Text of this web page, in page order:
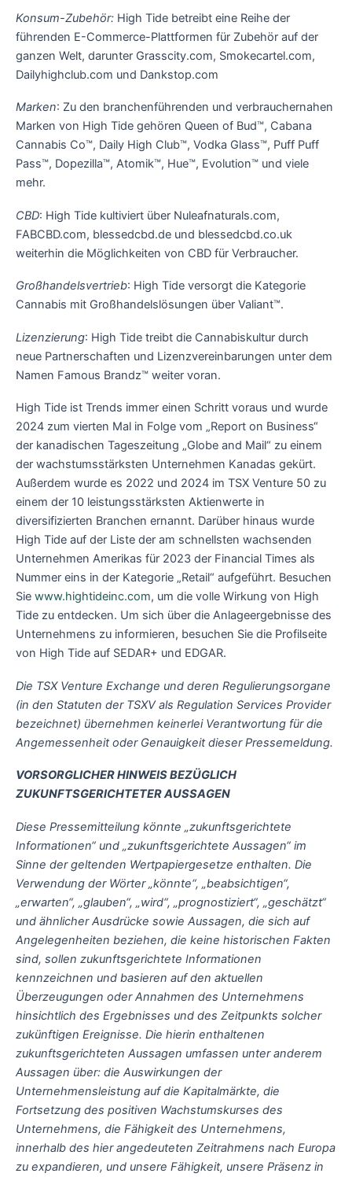
Konsum-Zubehör: High Tide betreibt eine Reihe der
führenden E-Commerce-Plattformen für Zubehör auf der
ganzen Welt, darunter Grasscity.com, Smokecartel.com,
Dailyhighclub.com und Dankstop.com
Marken: Zu den branchenführenden und verbrauchernahen
Marken von High Tide gehören Queen of Bud™, Cabana
Cannabis Co™, Daily High Club™, Vodka Glass™, Puff Puff
Pass™, Dopezilla™, Atomik™, Hue™, Evolution™ und viele
mehr.
CBD: High Tide kultiviert über Nuleafnaturals.com,
FABCBD.com, blessedcbd.de und blessedcbd.co.uk
weiterhin die Möglichkeiten von CBD für Verbraucher.
Großhandelsvertrieb: High Tide versorgt die Kategorie
Cannabis mit Großhandelslösungen über Valiant™.
Lizenzierung: High Tide treibt die Cannabiskultur durch
neue Partnerschaften und Lizenzvereinbarungen unter dem
Namen Famous Brandz™ weiter voran.
High Tide ist Trends immer einen Schritt voraus und wurde
2024 zum vierten Mal in Folge vom „Report on Business“
der kanadischen Tageszeitung „Globe and Mail“ zu einem
der wachstumsstärksten Unternehmen Kanadas gekürt.
Außerdem wurde es 2022 und 2024 im TSX Venture 50 zu
einem der 10 leistungsstärksten Aktienwerte in
diversifizierten Branchen ernannt. Darüber hinaus wurde
High Tide auf der Liste der am schnellsten wachsenden
Unternehmen Amerikas für 2023 der Financial Times als
Nummer eins in der Kategorie „Retail“ aufgeführt. Besuchen
Sie www.hightideinc.com, um die volle Wirkung von High
Tide zu entdecken. Um sich über die Anlageergebnisse des
Unternehmens zu informieren, besuchen Sie die Profilseite
von High Tide auf SEDAR+ und EDGAR.
Die TSX Venture Exchange und deren Regulierungsorgane
(in den Statuten der TSXV als Regulation Services Provider
bezeichnet) übernehmen keinerlei Verantwortung für die
Angemessenheit oder Genauigkeit dieser Pressemeldung.
VORSORGLICHER HINWEIS BEZÜGLICH
ZUKUNFTSGERICHTETER AUSSAGEN
Diese Pressemitteilung könnte „zukunftsgerichtete
Informationen“ und „zukunftsgerichtete Aussagen“ im
Sinne der geltenden Wertpapiergesetze enthalten. Die
Verwendung der Wörter „könnte“, „beabsichtigen“,
„erwarten“, „glauben“, „wird“, „prognostiziert“, „geschätzt“
und ähnlicher Ausdrücke sowie Aussagen, die sich auf
Angelegenheiten beziehen, die keine historischen Fakten
sind, sollen zukunftsgerichtete Informationen
kennzeichnen und basieren auf den aktuellen
Überzeugungen oder Annahmen des Unternehmens
hinsichtlich des Ergebnisses und des Zeitpunkts solcher
zukünftigen Ereignisse. Die hierin enthaltenen
zukunftsgerichteten Aussagen umfassen unter anderem
Aussagen über: die Auswirkungen der
Unternehmensleistung auf die Kapitalmärkte, die
Fortsetzung des positiven Wachstumskurses des
Unternehmens, die Fähigkeit des Unternehmens,
innerhalb des hier angedeuteten Zeitrahmens nach Europa
zu expandieren, und unsere Fähigkeit, unsere Präsenz in